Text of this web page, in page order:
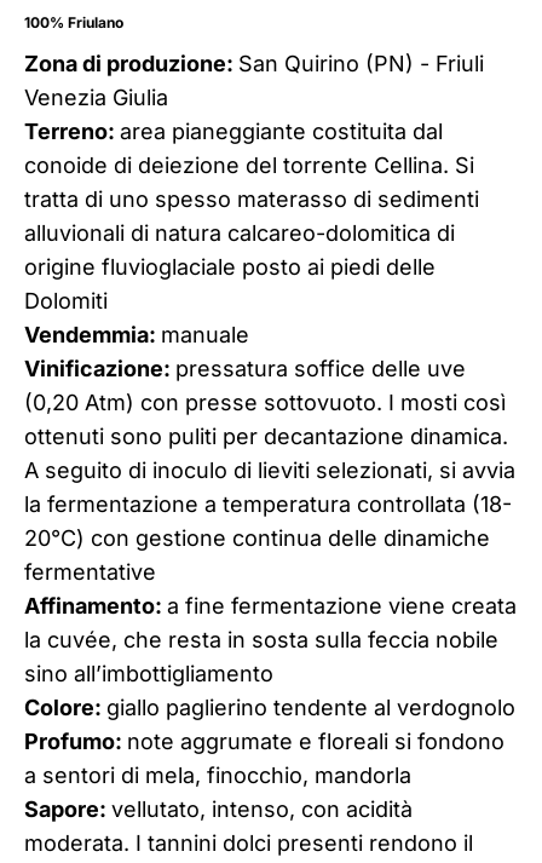
100% Friulano
Zona di produzione: San Quirino (PN) - Friuli
Venezia Giulia
Terreno: area pianeggiante costituita dal
conoide di deiezione del torrente Cellina. Si
tratta di uno spesso materasso di sedimenti
alluvionali di natura calcareo-dolomitica di
origine fluvioglaciale posto ai piedi delle
Dolomiti
Vendemmia: manuale
Vinificazione: pressatura soffice delle uve
(0,20 Atm) con presse sottovuoto. I mosti così
ottenuti sono puliti per decantazione dinamica.
A seguito di inoculo di lieviti selezionati, si avvia
la fermentazione a temperatura controllata (18-
20°C) con gestione continua delle dinamiche
fermentative
Affinamento: a fine fermentazione viene creata
la cuvée, che resta in sosta sulla feccia nobile
sino all’imbottigliamento
Colore: giallo paglierino tendente al verdognolo
Profumo: note aggrumate e floreali si fondono
a sentori di mela, finocchio, mandorla
Sapore: vellutato, intenso, con acidità
moderata. I tannini dolci presenti rendono il